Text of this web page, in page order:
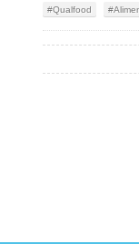
Qualfood